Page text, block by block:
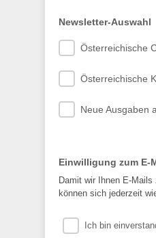
Newsletter-Auswahl
Österreichische
Österreichische
Neue Ausgaben
Einwilligung zum E-
Damit wir Ihnen E-
können sich jederzeit
Ich bin